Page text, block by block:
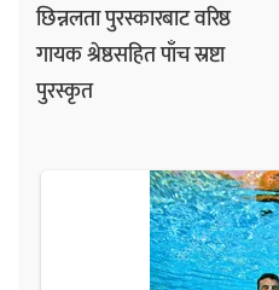
छिन्नलता पुरस्कारबाट वरिष्ठ
गायक श्रेष्ठसहित पाँच स्रष्टा
पुरस्कृत